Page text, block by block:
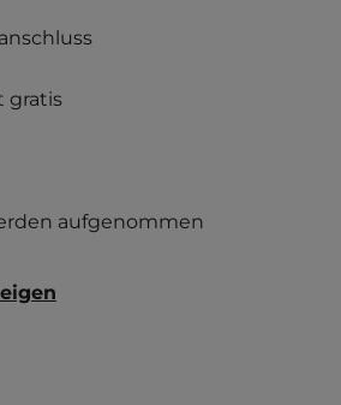
gratis
aufgenommen